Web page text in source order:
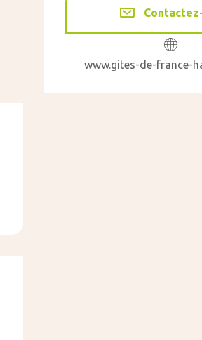
www.gites-de-france-